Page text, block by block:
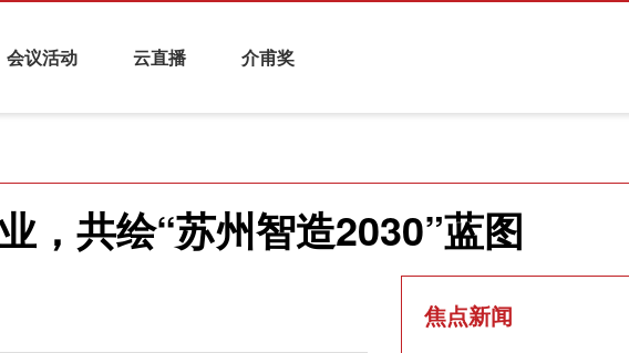
会议活动 云直播 介甫奖
，共绘“苏州智造2030”蓝图
焦点新闻